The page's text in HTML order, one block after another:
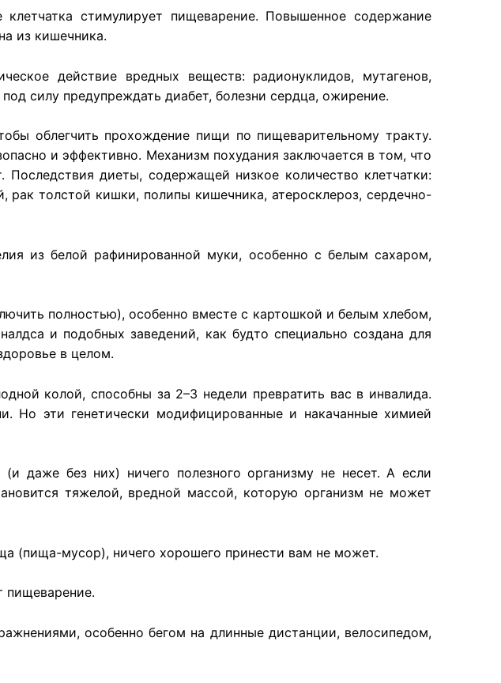
клетчатка стимулирует пищеварение. Повышенное содержание
из кишечника.
действие вредных веществ: радионуклидов, мутагенов,
под силу предупреждать диабет, болезни сердца, ожирение.
облегчить прохождение пищи по пищеварительному тракту.
и эффективно. Механизм похудания заключается в том, что
. Последствия диеты, содержащей низкое количество клетчатки:
, рактолстой кишки, полипы кишечника,атеросклероз,сердечно-
из белой рафинированной муки, особенно с белым сахаром,
полностью), особенно вместе с картошкой и белым хлебом,
и подобных заведений, как будто специально создана для
в целом.
колой, способны за 2–3 недели превратить вас в инвалида.
Но эти генетически модифицированные и накачанные химией
даже без них) ничего полезного организму не несет. А если
тяжелой, вредной массой, которую организм не может
(пища-мусор), ничего хорошего принести вам не может.
пищеварение.
особенно бегом на длинные дистанции, велосипедом,